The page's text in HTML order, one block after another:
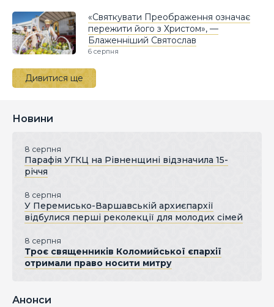
«Святкувати Преображення означає
пережити його з Христом», —
Блаженніший Святослав
6 серпня
Дивитися ще
Новини
8 серпня
Парафія УГКЦ на Рівненщині відзначила 15-
річчя
8 серпня
У Перемисько-Варшавській архиєпархії
відбулися перші реколекції для молодих сімей
8 серпня
Троє священників Коломийської єпархії
отримали право носити митру
Анонси